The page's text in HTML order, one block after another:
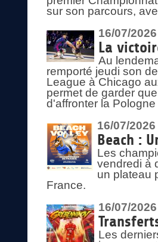
sur son parcours,
16/07/2026
La
Au
remporté jeudi son
League à Chicago
permet de garder
d'affronter la
16/07/2026
Beach :
Les
vendredi à
un plateau
France.
16/07/2026
Les